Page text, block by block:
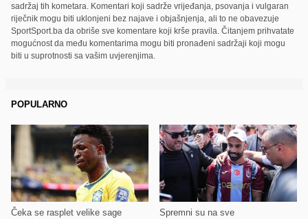
sadržaj tih kometara. Komentari koji sadrže vrijeđanja, psovanja i vulgaran
riječnik mogu biti uklonjeni bez najave i objašnjenja, ali to ne obavezuje
SportSport.ba da obriše sve komentare koji krše pravila. Čitanjem prihvatate
mogućnost da među komentarima mogu biti pronađeni sadržaji koji mogu
biti u suprotnosti sa vašim uvjerenjima.
POPULARNO
Čeka se rasplet velike sage Spremni su na sve